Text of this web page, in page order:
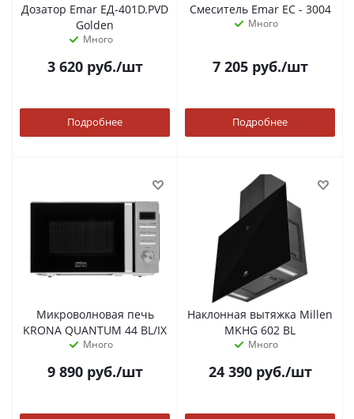
Дозатор Emar ЕД-401D.PVD
Golden
Много
3 620руб./шт
Подробнее
Смеситель Emar ЕС - 3004
Много
7 205руб./шт
Подробнее
Микроволновая печь
KRONA QUANTUM 44 BL/IX
Много
9 890руб./шт
Наклонная вытяжка Millen
MKHG 602 BL
Много
24 390руб./шт